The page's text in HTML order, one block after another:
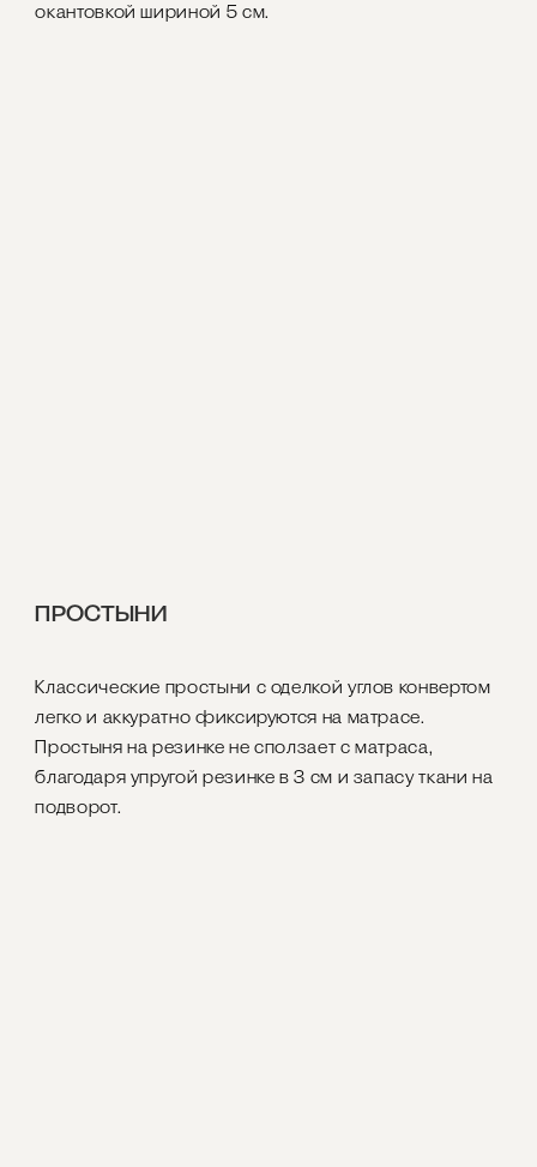
окантовкой шириной 5 см.
ПРОСТЫНИ
Классические простыни с оделкой углов конвертом
легко и аккуратно фиксируются на матрасе.
Простыня на резинке не сползает с матраса,
благодаря упругой резинке в 3 см и запасу ткани на
подворот.